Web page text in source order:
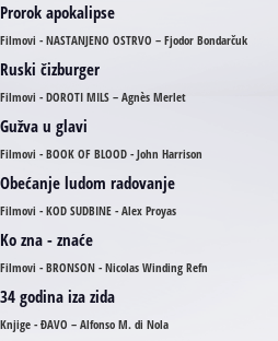
Prorok apokalipse
Filmovi - NASTANJENO OSTRVO – Fjodor Bondarčuk
Ruski čizburger
Filmovi - DOROTI MILS – Agnès Merlet
Gužva u glavi
Filmovi - BOOK OF BLOOD - John Harrison
Obećanje ludom radovanje
Filmovi - KOD SUDBINE - Alex Proyas
Ko zna - znaće
Filmovi - BRONSON - Nicolas Winding Refn
34 godina iza zida
Knjige - ĐAVO – Alfonso M. di Nola